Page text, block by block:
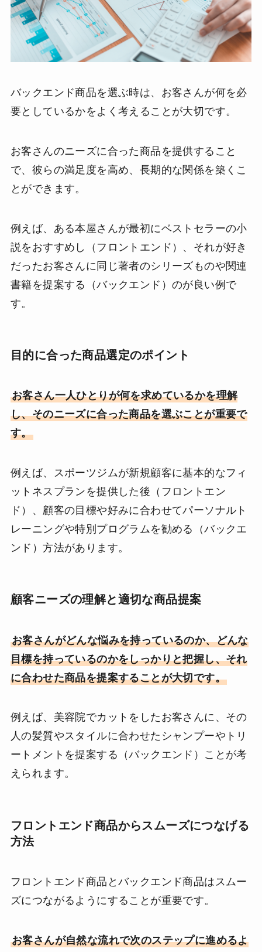
バックエンド商品を選ぶ時は、お客さんが何を必
要としているかをよく考えることが大切です。
お客さんのニーズに合った商品を提供すること
で、彼らの満足度を高め、長期的な関係を築くこ
とができます。
例えば、ある本屋さんが最初にベストセラーの小
説をおすすめし（フロントエンド）、それが好き
だったお客さんに同じ著者のシリーズものや関連
書籍を提案する（バックエンド）のが良い例で
す。
目的に合った商品選定のポイント
お客さん一人ひとりが何を求めているかを理解
し、そのニーズに合った商品を選ぶことが重要で
す。
例えば、スポーツジムが新規顧客に基本的なフィ
ットネスプランを提供した後（フロントエン
ド）、顧客の目標や好みに合わせてパーソナルト
レーニングや特別プログラムを勧める（バックエ
ンド）方法があります。
顧客ニーズの理解と適切な商品提案
お客さんがどんな悩みを持っているのか、どんな
目標を持っているのかをしっかりと把握し、それ
に合わせた商品を提案することが大切です。
例えば、美容院でカットをしたお客さんに、その
人の髪質やスタイルに合わせたシャンプーやトリ
ートメントを提案する（バックエンド）ことが考
えられます。
フロントエンド商品からスムーズにつなげる
方法
フロントエンド商品とバックエンド商品はスムー
ズにつながるようにすることが重要です。
お客さんが自然な流れで次のステップに進めるよ